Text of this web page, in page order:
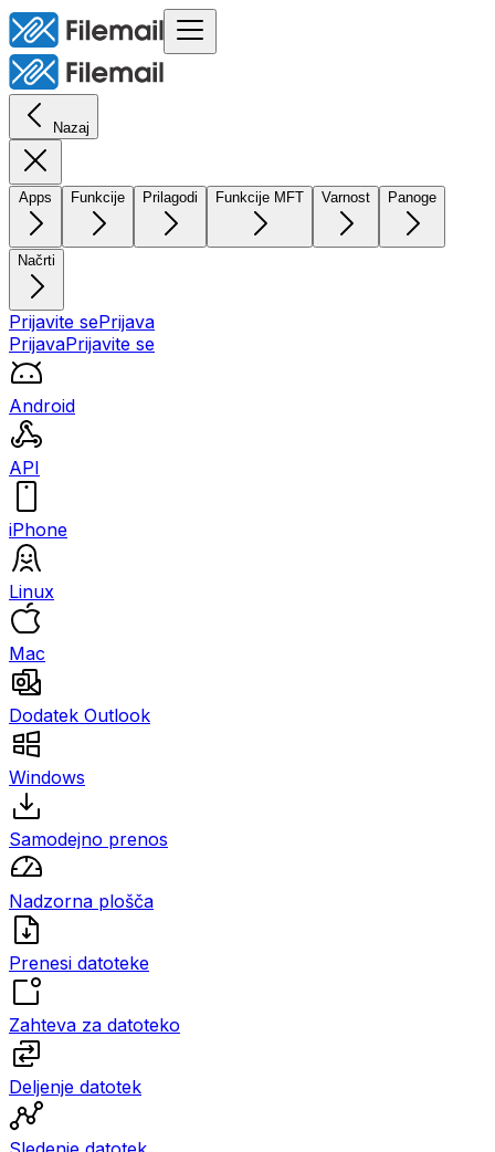
Nazaj
Apps Funkcije Prilagodi Funkcije MFT Varnost Panoge
Načrti
Prijavite sePrijava
PrijavaPrijavite se
Android
API
iPhone
Linux
Mac
Dodatek Outlook
Windows
Samodejno prenos
Nadzorna plošča
Prenesi datoteke
Zahteva za datoteko
Deljenje datotek